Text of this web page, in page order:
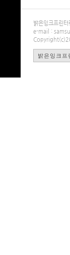
밝은잉크프
e-mail :
밝은잉크프